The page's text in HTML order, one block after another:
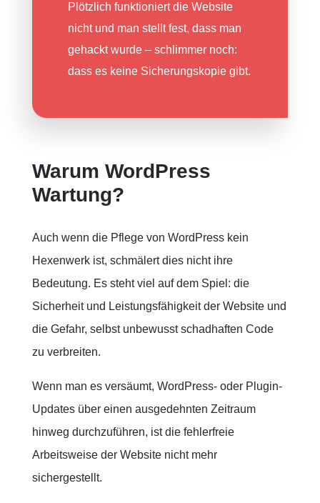
Plötzlich funktioniert die Website
nicht und man stellt fest, dass man
gehackt wurde – schlimmer noch:
dass es keine Sicherungskopie gibt.
Warum WordPress
Wartung?
Auch wenn die Pflege von WordPress kein
Hexenwerk ist, schmälert dies nicht ihre
Bedeutung. Es steht viel auf dem Spiel: die
Sicherheit und Leistungsfähigkeit der Website und
die Gefahr, selbst unbewusst schadhaften Code
zu verbreiten.
Wenn man es versäumt, WordPress- oder Plugin-
Updates über einen ausgedehnten Zeitraum
hinweg durchzuführen, ist die fehlerfreie
Arbeitsweise der Website nicht mehr
sichergestellt.